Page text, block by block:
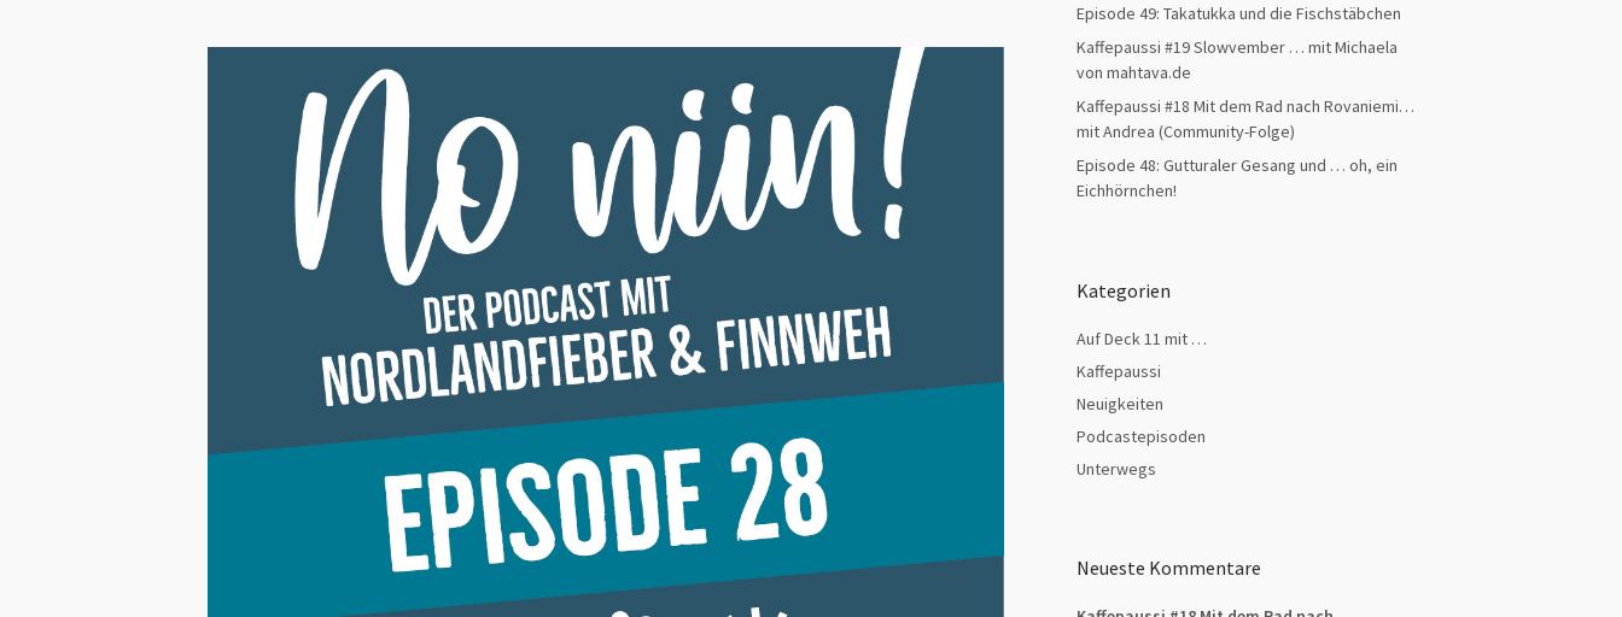
Episode 49: Takatukka und die Fischstäbchen
Kaffepaussi #19 Slowvember … mit Michaela
von mahtava.de
Kaffepaussi #18 Mit dem Rad nach Rovaniemi…
mit Andrea (Community-Folge)
Episode 48: Gutturaler Gesang und … oh, ein
Eichhörnchen!
Kategorien
Auf Deck 11 mit …
Kaffepaussi
Neuigkeiten
Podcastepisoden
Unterwegs
Neueste Kommentare